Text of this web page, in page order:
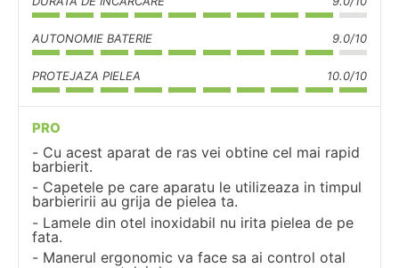
AUTONOMIE BATERIE 9.0/10
PROTEJAZA PIELEA 10.0/10
PRO
Cu acest aparat de ras vei obtine cel mai rapid
barbierit.
Capetele pe care aparatu le utilizeaza in timpul
barbieririi au grija de pielea ta.
Lamele din otel inoxidabil nu irita pielea de pe
fata.
Manerul ergonomic va face sa ai control otal